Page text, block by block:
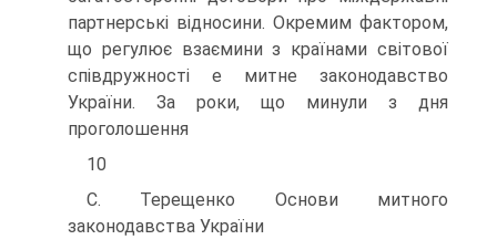
партнерські відносини. Окремим фактором,
що регулює взаємини з країнами світової
співдружності е митне законодавство
України. За роки, що минули з дня
проголошення
10
С. Терещенко Основи митного
законодавства України